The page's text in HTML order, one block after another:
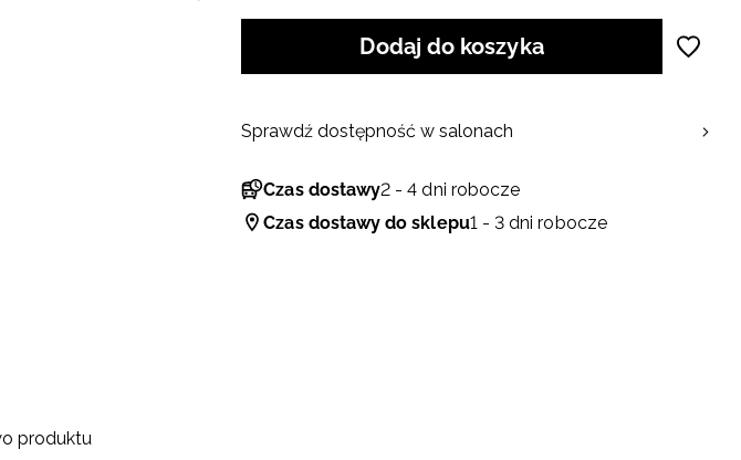
produktu
Dodaj do koszyka
Czas dostawy2 - 4 dni robocze
Czas dostawy do sklepu1 - 3 dni robocze
Sprawdź dostępność w salonach